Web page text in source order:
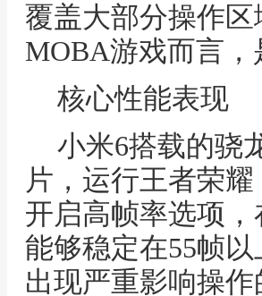
覆盖大部分操作
MOBA游戏而言
核心性能表现
小米6搭载的骁
片，运行王者荣
开启高帧率选项
能够稳定在55帧
出现严重影响操